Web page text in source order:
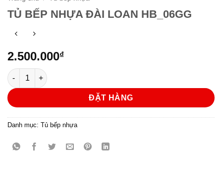
TỦ BẾP NHỰA ĐÀI LOAN HB_06GG
2.500.000₫
TỦ BẾP NHỰA ĐÀI LOAN HB_06GG số lượng
ĐẶT HÀNG
Danh mục: Tủ bếp nhựa